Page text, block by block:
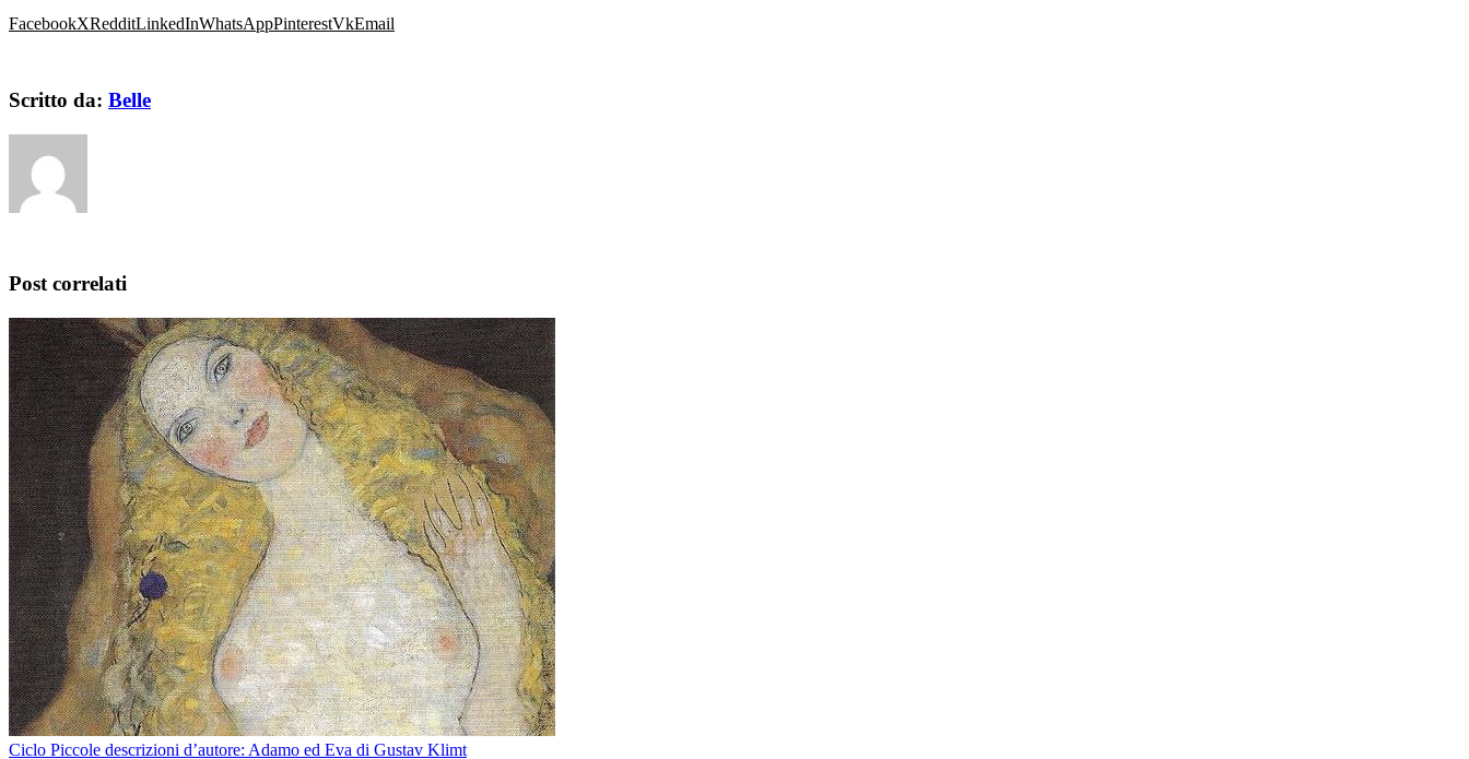
FacebookXRedditLinkedInWhatsAppPinterestVkEmail
Scritto da: Belle
Post correlati
Ciclo Piccole descrizioni d’autore: Adamo ed Eva di Gustav Klimt